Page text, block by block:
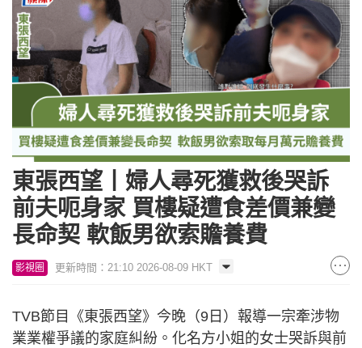
東張西望丨婦人尋死獲救後哭訴
前夫呃身家 買樓疑遭食差價兼變
長命契 軟飯男欲索贍養費
影視圈 更新時間：21:10 2026-08-09 HKT
TVB節目《東張西望》今晚（9日）報導一宗牽涉物
業業權爭議的家庭糾紛。化名方小姐的女士哭訴與前